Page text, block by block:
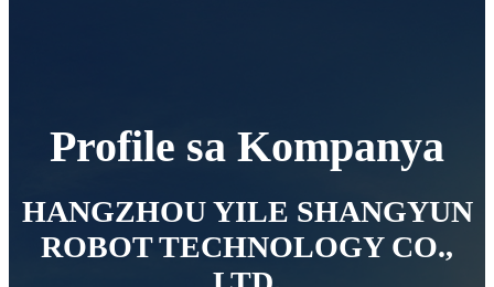
Profile sa Kompanya
HANGZHOU YILE SHANGYUN
ROBOT TECHNOLOGY CO.,